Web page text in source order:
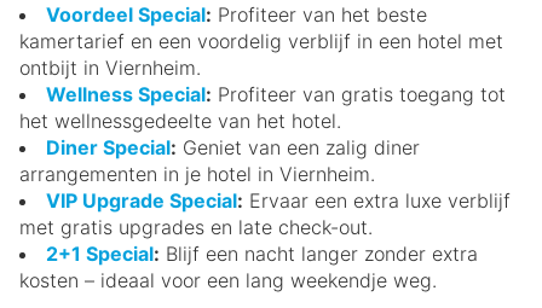
Voordeel Special: Profiteer van het beste
kamertarief en een voordelig verblijf in een hotel met
ontbijt in Viernheim.
Wellness Special: Profiteer van gratis toegang tot
het wellnessgedeelte van het hotel.
Diner Special: Geniet van een zalig diner
arrangementen in je hotel in Viernheim.
VIP Upgrade Special: Ervaar een extra luxe verblijf
met gratis upgrades en late check-out.
2+1 Special: Blijf een nacht langer zonder extra
kosten – ideaal voor een lang weekendje weg.